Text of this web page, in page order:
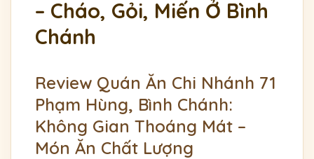
– Cháo, Gỏi, Miến Ở Bình
Chánh
Review Quán Ăn Chi Nhánh 71
Phạm Hùng, Bình Chánh:
Không Gian Thoáng Mát –
Món Ăn Chất Lượng